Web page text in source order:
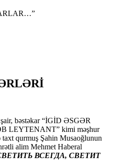
bəstəkar “İGİD ƏSGƏR
LEYTENANT” kimi məşhur
taxt qurmuş Şahin Musaoğlunun
alim Mehmet Haberal
ВСЕГДА, СВЕТИТ